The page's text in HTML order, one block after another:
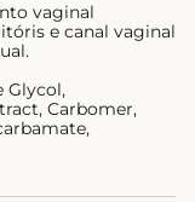
vaginal
e canal vaginal
Glycol,
Carbomer,